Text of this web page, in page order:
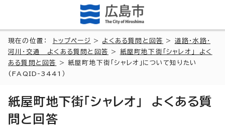
現在の位置： トップページ > よくある質問と回答 > 道路・水路・
河川・交通 よくある質問と回答
> 紙屋町地下街「シャレオ」 よく
ある質問と回答
> 紙屋町地下街「シャレオ」について知りたい
(FAQID-3441）
紙屋町地下街「シャレオ」 よくある質
問と回答